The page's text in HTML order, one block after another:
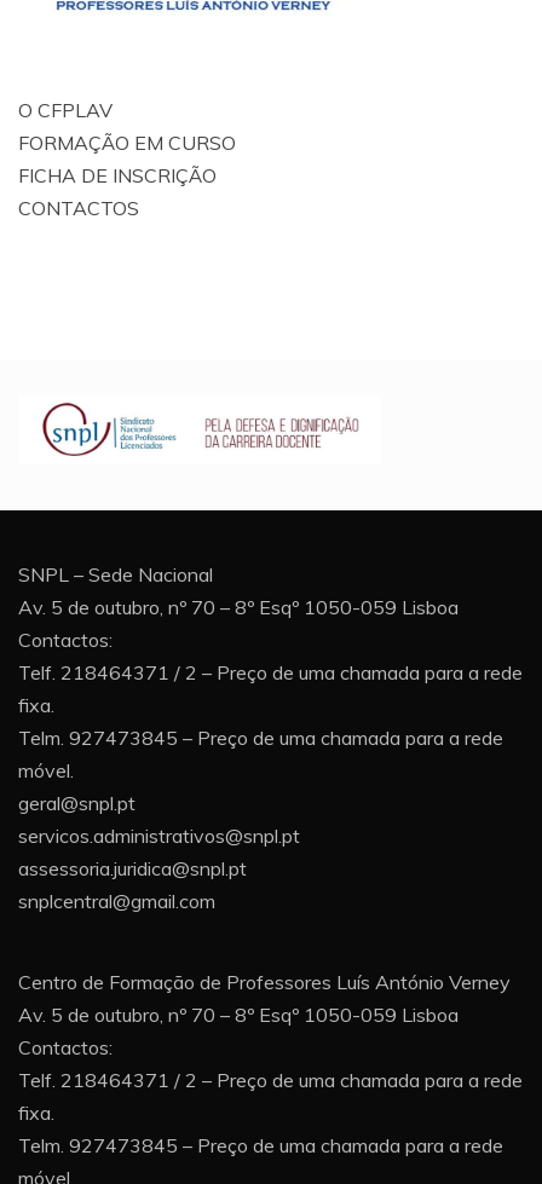
O CFPLAV
FORMAÇÃO EM CURSO
FICHA DE INSCRIÇÃO
CONTACTOS
SNPL – Sede Nacional
Av. 5 de outubro, nº 70 – 8º Esqº 1050-059 Lisboa
Contactos:
Telf. 218464371 / 2 – Preço de uma chamada para a rede
fixa.
Telm. 927473845 – Preço de uma chamada para a rede
móvel.
geral@snpl.pt
servicos.administrativos@snpl.pt
assessoria.juridica@snpl.pt
snplcentral@gmail.com
Centro de Formação de Professores Luís António Verney
Av. 5 de outubro, nº 70 – 8º Esqº 1050-059 Lisboa
Contactos:
Telf. 218464371 / 2 – Preço de uma chamada para a rede
fixa.
Telm. 927473845 – Preço de uma chamada para a rede
móvel.